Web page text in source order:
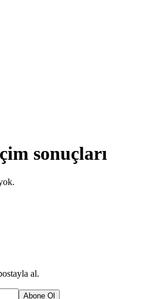
sonuçları
al.
Abone Ol